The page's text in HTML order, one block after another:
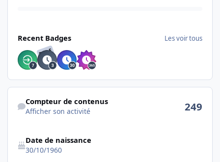
Recent Badges Les voir tous
RARE
Afficher son activité
Compteur de contenus
Afficher son activité 249
Date de naissance
30/10/1960